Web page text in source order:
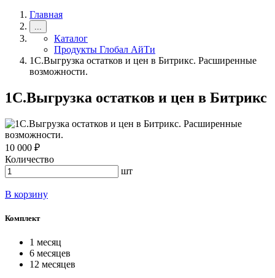
Главная
...
Каталог
Продукты Глобал АйТи
1С.Выгрузка остатков и цен в Битрикс. Расширенные
возможности.
1С.Выгрузка остатков и цен в Битрикс
10 000 ₽
Количество
шт
В корзину
Комплект
1 месяц
6 месяцев
12 месяцев